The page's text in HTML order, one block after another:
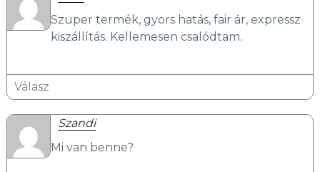
Szuper termék, gyors hatás, fair ár, expressz
kiszállítás. Kellemesen csalódtam.
Válasz
Szandi
Mi van benne?